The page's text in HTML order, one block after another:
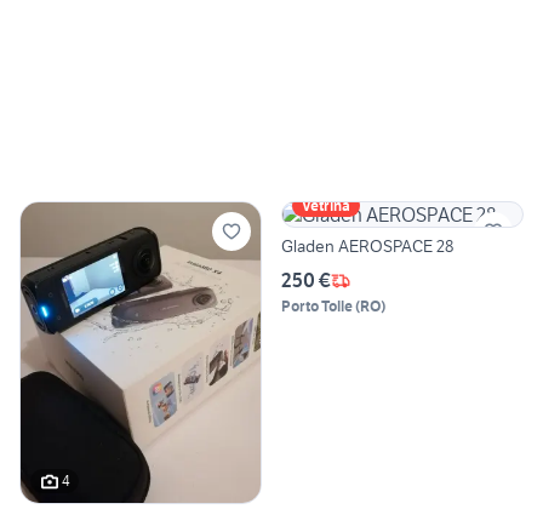
4
Vetrina
Gladen AEROSPACE 28
250 €
Porto Tolle(RO)